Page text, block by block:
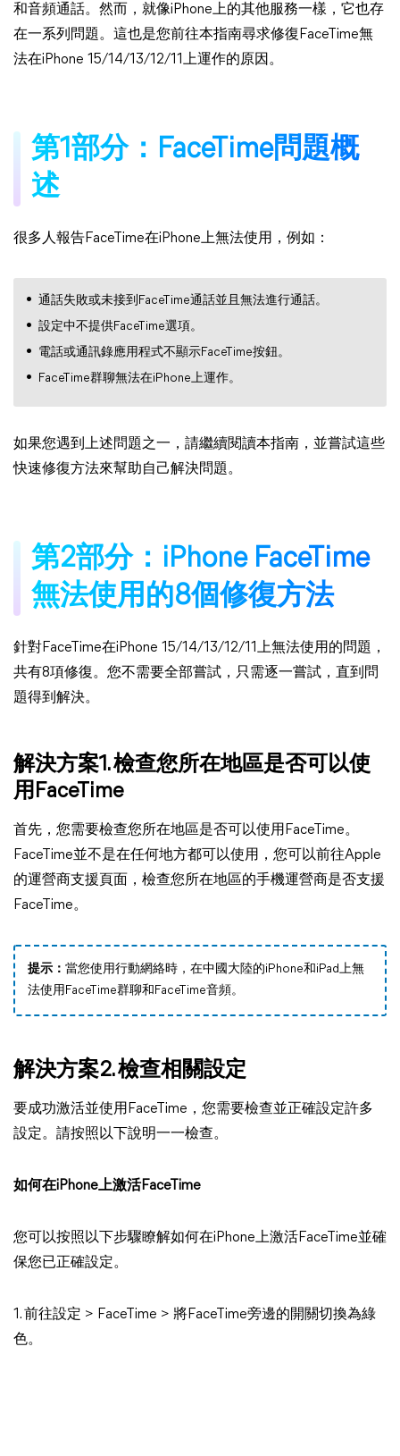
和音頻通話。然而，就像iPhone上的其他服務一樣，它也存
在一系列問題。這也是您前往本指南尋求修復FaceTime無
法在iPhone 15/14/13/12/11上運作的原因。
第1部分：FaceTime問題概
述
很多人報告FaceTime在iPhone上無法使用，例如：
通話失敗或未接到FaceTime通話並且無法進行通話。
設定中不提供FaceTime選項。
電話或通訊錄應用程式不顯示FaceTime按鈕。
FaceTime群聊無法在iPhone上運作。
如果您遇到上述問題之一，請繼續閱讀本指南，並嘗試這些
快速修復方法來幫助自己解決問題。
第2部分：iPhone FaceTime
無法使用的8個修復方法
針對FaceTime在iPhone 15/14/13/12/11上無法使用的問題，
共有8項修復。您不需要全部嘗試，只需逐一嘗試，直到問
題得到解決。
解決方案1. 檢查您所在地區是否可以使
用FaceTime
首先，您需要檢查您所在地區是否可以使用FaceTime。
FaceTime並不是在任何地方都可以使用，您可以前往Apple
的運營商支援頁面，檢查您所在地區的手機運營商是否支援
FaceTime。
提示： 當您使用行動網絡時，在中國大陸的iPhone和iPad上無
法使用FaceTime群聊和FaceTime音頻。
解決方案2. 檢查相關設定
要成功激活並使用FaceTime，您需要檢查並正確設定許多
設定。請按照以下說明一一檢查。
如何在iPhone上激活FaceTime
您可以按照以下步驟瞭解如何在iPhone上激活FaceTime並確
保您已正確設定。
1. 前往設定 > FaceTime > 將FaceTime旁邊的開關切換為綠
色。